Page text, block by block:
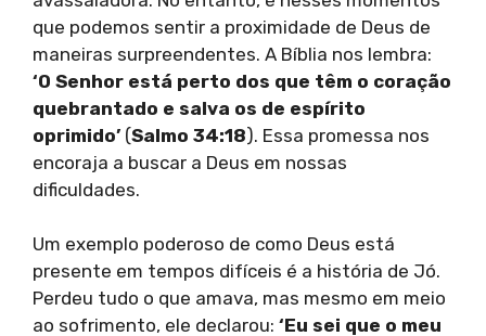
que podemos sentir a proximidade de Deus de
maneiras surpreendentes. A Bíblia nos lembra:
‘O Senhor está perto dos que têm o coração
quebrantado e salva os de espírito
oprimido’ (Salmo 34:18). Essa promessa nos
encoraja a buscar a Deus em nossas
dificuldades.
Um exemplo poderoso de como Deus está
presente em tempos difíceis é a história de Jó.
Perdeu tudo o que amava, mas mesmo em meio
ao sofrimento, ele declarou: ‘Eu sei que o meu